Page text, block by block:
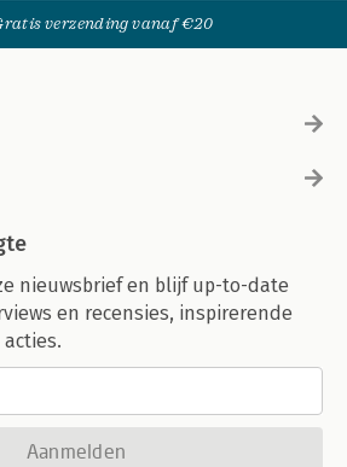
verzending vanaf €20
nieuwsbrief en blijf up-to-date
en recensies, inspirerende
Aanmelden